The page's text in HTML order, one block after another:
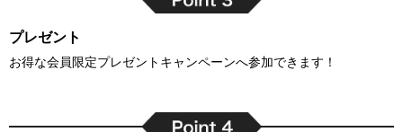
プレゼント
お得な会員限定プレゼントキャンペーンへ参加できます！